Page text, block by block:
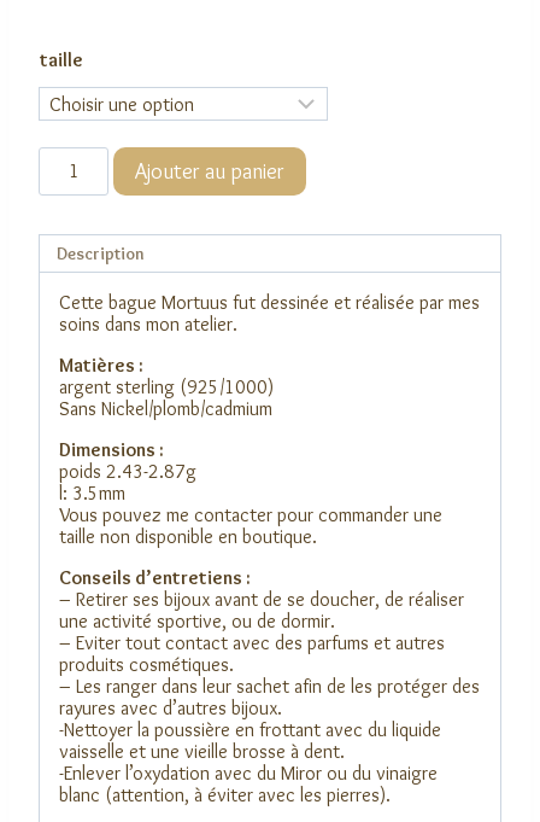
taille
quantité
Bague
Ajouter au panier
Description
Cette bague Mortuus fut dessinée et réalisée par mes
soins dans mon atelier.
Matières :
argent sterling (925/1000)
Sans Nickel/plomb/cadmium
Dimensions :
poids 2.43-2.87g
l: 3.5mm
Vous pouvez me contacter pour commander une
taille non disponible en boutique.
Conseils d’entretiens :
– Retirer ses bijoux avant de se doucher, de réaliser
une activité sportive, ou de dormir.
– Eviter tout contact avec des parfums et autres
produits cosmétiques.
– Les ranger dans leur sachet afin de les protéger des
rayures avec d’autres bijoux.
-Nettoyer la poussière en frottant avec du liquide
vaisselle et une vieille brosse à dent.
-Enlever l’oxydation avec du Miror ou du vinaigre
blanc (attention, à éviter avec les pierres).